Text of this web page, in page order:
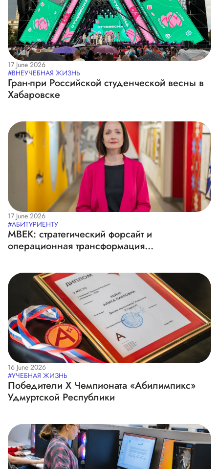
17 June 2026
#ВНЕУЧЕБНАЯ ЖИЗНЬ
Гран-при Российской студенческой весны в
Хабаровске
17 June 2026
#АБИТУРИЕНТУ
МВЕК: стратегический форсайт и
операционная трансформация
16 June 2026
#УЧЕБНАЯ ЖИЗНЬ
Победители Х Чемпионата «Абилимпикс»
Удмуртской Республики